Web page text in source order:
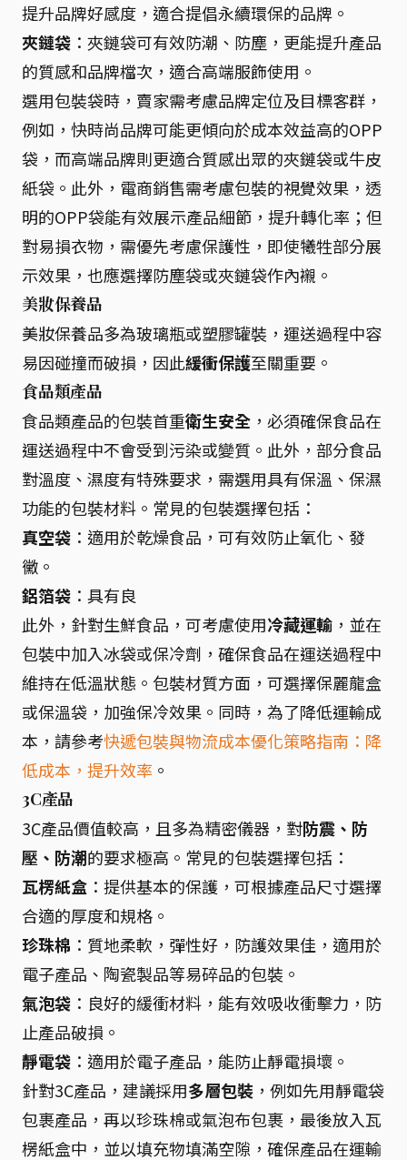
提升品牌好感度，適合提倡永續環保的品牌。
夾鏈袋 ：夾鏈袋可有效防潮、防塵，更能提升產品
的質感和品牌檔次，適合高端服飾使用。
選用包裝袋時，賣家需考慮品牌定位及目標客群，
例如，快時尚品牌可能更傾向於成本效益高的OPP
袋，而高端品牌則更適合質感出眾的夾鏈袋或牛皮
紙袋。此外，電商銷售需考慮包裝的視覺效果，透
明的OPP袋能有效展示產品細節，提升轉化率；但
對易損衣物，需優先考慮保護性，即使犧牲部分展
示效果，也應選擇防塵袋或夾鏈袋作內襯。
美妝保養品
美妝保養品多為玻璃瓶或塑膠罐裝，運送過程中容
易因碰撞而破損，因此緩衝保護至關重要。
食品類產品
食品類產品的包裝首重衛生安全 ，必須確保食品在
運送過程中不會受到污染或變質。此外，部分食品
對溫度、濕度有特殊要求，需選用具有保溫、保濕
功能的包裝材料。常見的包裝選擇包括：
真空袋 ：適用於乾燥食品，可有效防止氧化、發
黴。
鋁箔袋 ：具有良
此外，針對生鮮食品，可考慮使用冷藏運輸 ，並在
包裝中加入冰袋或保冷劑，確保食品在運送過程中
維持在低溫狀態。包裝材質方面，可選擇保麗龍盒
或保溫袋，加強保冷效果。同時，為了降低運輸成
本，請參考快遞包裝與物流成本優化策略指南：降
低成本，提升效率 。
3C產品
3C產品價值較高，且多為精密儀器，對防震、防
壓、防潮的要求極高。常見的包裝選擇包括：
瓦楞紙盒 ：提供基本的保護，可根據產品尺寸選擇
合適的厚度和規格。
珍珠棉 ：質地柔軟，彈性好，防護效果佳，適用於
電子產品、陶瓷製品等易碎品的包裝。
氣泡袋 ：良好的緩衝材料，能有效吸收衝擊力，防
止產品破損。
靜電袋 ：適用於電子產品，能防止靜電損壞。
針對3C產品，建議採用多層包裝 ，例如先用靜電袋
包裹產品，再以珍珠棉或氣泡布包裹，最後放入瓦
楞紙盒中，並以填充物填滿空隙，確保產品在運輸